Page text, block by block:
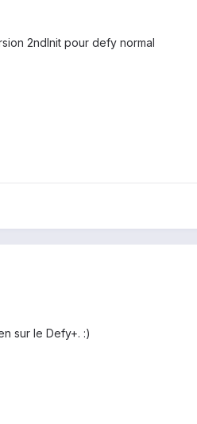
2ndlnit pour defy normal
sur le Defy+. :)